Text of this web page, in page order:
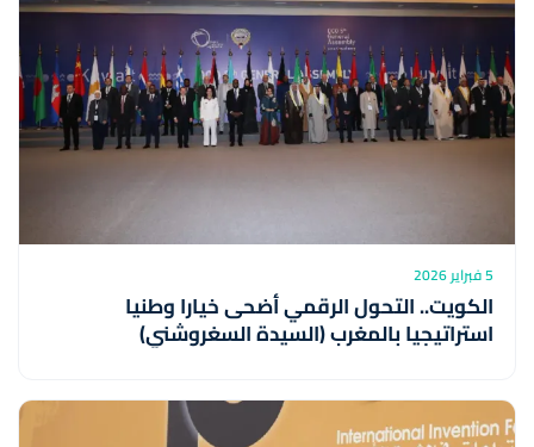
5 فبراير 2026
الكويت.. التحول الرقمي أضحى خيارا وطنيا
استراتيجيا بالمغرب (السيدة السغروشني)